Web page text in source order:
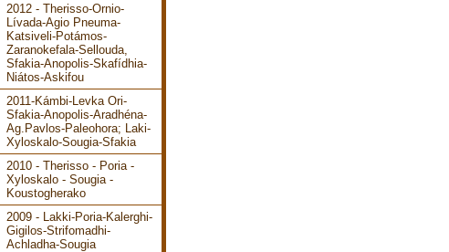
2012 - Therisso-Ornio-
Lívada-Agio Pneuma-
Katsiveli-Potámos-
Zaranokefala-Sellouda,
Sfakia-Anopolis-Skafídhia-
Niátos-Askifou
2011-Kámbi-Levka Ori-
Sfakia-Anopolis-Aradhéna-
Ag.Pavlos-Paleohora; Laki-
Xyloskalo-Sougia-Sfakia
2010 - Therisso - Poria -
Xyloskalo - Sougia -
Koustogherako
2009 - Lakki-Poria-Kalerghi-
Gigilos-Strifomadhi-
Achladha-Sougia